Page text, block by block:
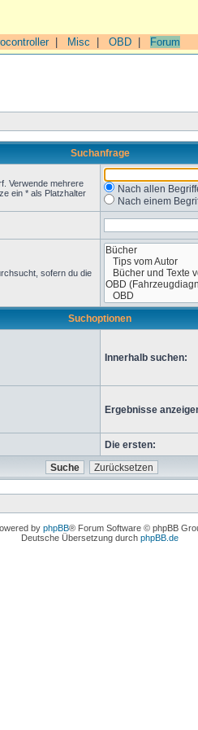
| Misc OBD Forum
Suchanfrage
Verwende mehrere
ein * als Platzhalter
Nach allen
Nach einem
sofern du die
Suchoptionen
Innerhalb suchen:
Ergebnisse
Die ersten:
by phpBB® Forum Software © phpBB
Deutsche Übersetzung durch phpBB.de